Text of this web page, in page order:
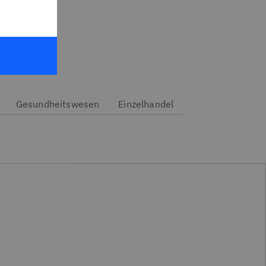
Gesundheitswesen Einzelhandel